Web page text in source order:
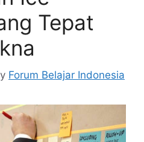
Tepat
Forum Belajar Indonesia